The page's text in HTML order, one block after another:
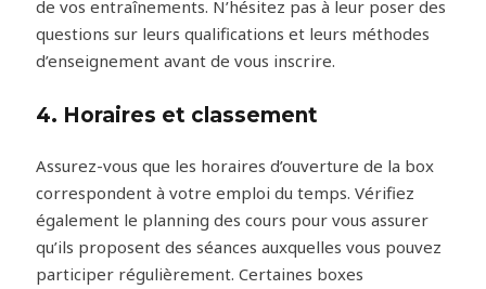
de vos entraînements. N’hésitez pas à leur poser des
questions sur leurs qualifications et leurs méthodes
d’enseignement avant de vous inscrire.
4. Horaires et classement
Assurez-vous que les horaires d’ouverture de la box
correspondent à votre emploi du temps. Vérifiez
également le planning des cours pour vous assurer
qu’ils proposent des séances auxquelles vous pouvez
participer régulièrement. Certaines boxes